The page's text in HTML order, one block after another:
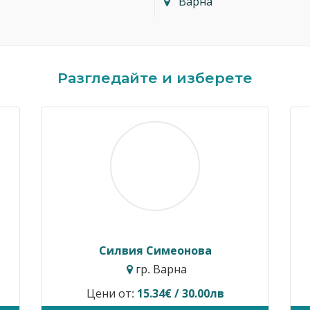
Разгледайте и изберете
Димитър Кавалджиев
гр. София
Цени от: 40.90€ / 80.00лв